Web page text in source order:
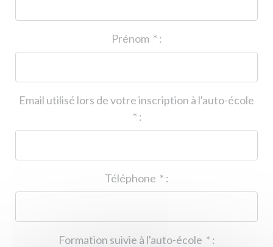
* :
Email utilisé lors de votre inscription à l'auto-école
* :
* :
* :